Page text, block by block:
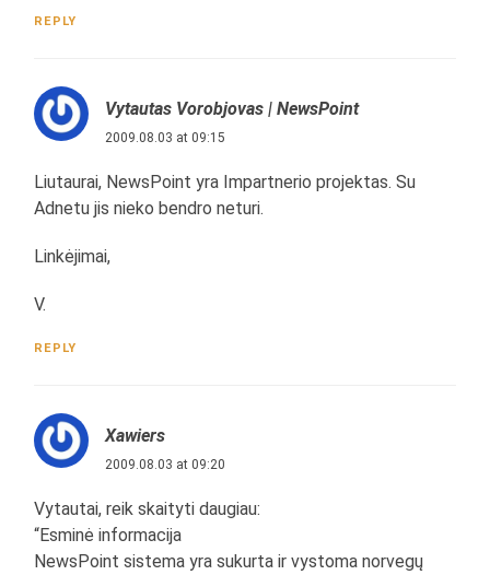
REPLY
Vytautas Vorobjovas | NewsPoint
2009.08.03 at 09:15
Liutaurai, NewsPoint yra Impartnerio projektas. Su
Adnetu jis nieko bendro neturi.
Linkėjimai,
V.
REPLY
Xawiers
2009.08.03 at 09:20
Vytautai, reik skaityti daugiau:
“Esminė informacija
NewsPoint sistema yra sukurta ir vystoma norvegų